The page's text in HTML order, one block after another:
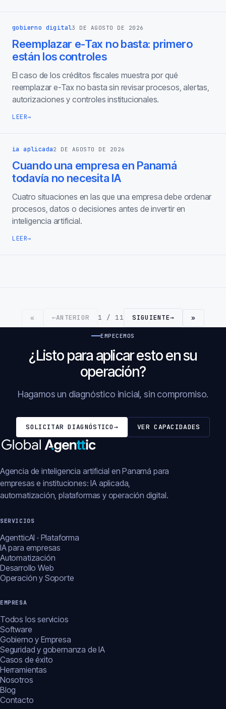
gobierno digital3 DE AGOSTO DE 2026
Reemplazar e-Tax no basta: primero
están los controles
El caso de los créditos fiscales muestra por qué
reemplazar e-Tax no basta sin revisar procesos, alertas,
autorizaciones y controles institucionales.
LEER→
ia aplicada2 DE AGOSTO DE 2026
Cuando una empresa en Panamá
todavía no necesita IA
Cuatro situaciones en las que una empresa debe ordenar
procesos, datos o decisiones antes de invertir en
inteligencia artificial.
LEER→
« ←ANTERIOR 1 / 11 SIGUIENTE→ »
EMPECEMOS
¿Listo para aplicar esto en su
operación?
Hagamos un diagnóstico inicial, sin compromiso.
SOLICITAR DIAGNÓSTICO→ VER CAPACIDADES
Agencia de inteligencia artificial en Panamá para
empresas e instituciones: IA aplicada,
automatización, plataformas y operación digital.
SERVICIOS
AgentticAI · Plataforma
IA para empresas
Automatización
Desarrollo Web
Operación y Soporte
EMPRESA
Todos los servicios
Software
Gobierno y Empresa
Seguridad y gobernanza de IA
Casos de éxito
Herramientas
Nosotros
Blog
Contacto